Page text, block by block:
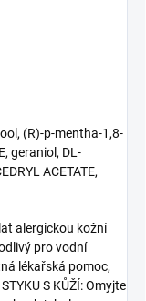
(R)-p-mentha-1,8-
geraniol, DL-
ACETATE,
alergickou kožní
pro vodní
lékařská pomoc,
S KŮŽÍ: Omyjte